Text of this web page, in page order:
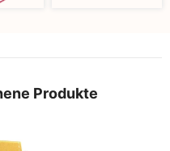
Produkte